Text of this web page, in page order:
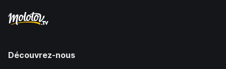
Découvrez-nous